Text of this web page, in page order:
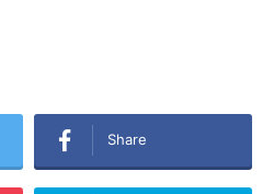
Share